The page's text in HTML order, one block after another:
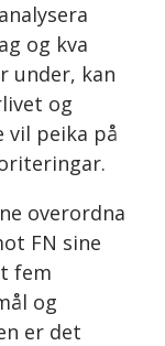
og kva
under, kan
og
vil peika på
overordna
FN sine
fem
og
er det